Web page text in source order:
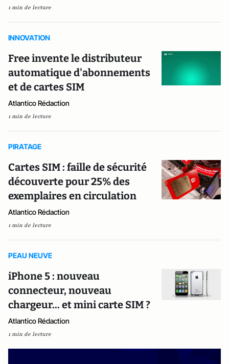
1 min de lecture
INNOVATION
Free invente le distributeur
automatique d'abonnements
et de cartes SIM
Atlantico Rédaction
1 min de lecture
PIRATAGE
Cartes SIM : faille de sécurité
découverte pour 25% des
exemplaires en circulation
Atlantico Rédaction
1 min de lecture
PEAU NEUVE
iPhone 5 : nouveau
connecteur, nouveau
chargeur... et mini carte SIM ?
Atlantico Rédaction
1 min de lecture